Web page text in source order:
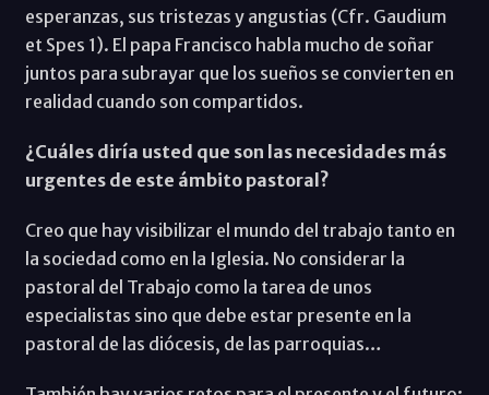
esperanzas, sus tristezas y angustias (Cfr. Gaudium
et Spes 1). El papa Francisco habla mucho de soñar
juntos para subrayar que los sueños se convierten en
realidad cuando son compartidos.
¿Cuáles diría usted que son las necesidades más
urgentes de este ámbito pastoral?
Creo que hay visibilizar el mundo del trabajo tanto en
la sociedad como en la Iglesia. No considerar la
pastoral del Trabajo como la tarea de unos
especialistas sino que debe estar presente en la
pastoral de las diócesis, de las parroquias…